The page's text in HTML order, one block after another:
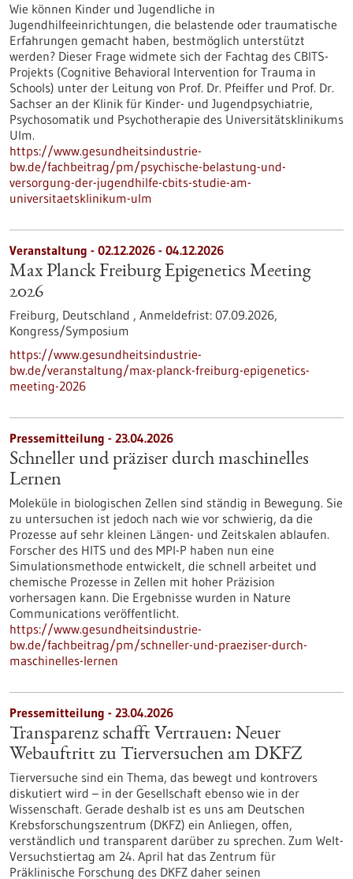
Wie können Kinder und Jugendliche in
Jugendhilfeeinrichtungen, die belastende oder traumatische
Erfahrungen gemacht haben, bestmöglich unterstützt
werden? Dieser Frage widmete sich der Fachtag des CBITS-​
Projekts (Cognitive Behavioral Intervention for Trauma in
Schools) unter der Leitung von Prof. Dr. Pfeiffer und Prof. Dr.
Sachser an der Klinik für Kinder-​ und Jugendpsychiatrie,
Psychosomatik und Psychotherapie des Universitätsklinikums
Ulm.
https://www.gesundheitsindustrie-
bw.de/fachbeitrag/pm/psychische-belastung-und-
versorgung-der-jugendhilfe-cbits-studie-am-
universitaetsklinikum-ulm
Veranstaltung - 02.12.2026 - 04.12.2026
Max Planck Freiburg Epigenetics Meeting
2026
Freiburg, Deutschland , Anmeldefrist: 07.09.2026,
Kongress/Symposium
https://www.gesundheitsindustrie-
bw.de/veranstaltung/max-planck-freiburg-epigenetics-
meeting-2026
Pressemitteilung - 23.04.2026
Schneller und präziser durch maschinelles
Lernen
Moleküle in biologischen Zellen sind ständig in Bewegung. Sie
zu untersuchen ist jedoch nach wie vor schwierig, da die
Prozesse auf sehr kleinen Längen- und Zeitskalen ablaufen.
Forscher des HITS und des MPI-P haben nun eine
Simulationsmethode entwickelt, die schnell arbeitet und
chemische Prozesse in Zellen mit hoher Präzision
vorhersagen kann. Die Ergebnisse wurden in Nature
Communications veröffentlicht.
https://www.gesundheitsindustrie-
bw.de/fachbeitrag/pm/schneller-und-praeziser-durch-
maschinelles-lernen
Pressemitteilung - 23.04.2026
Transparenz schafft Vertrauen: Neuer
Webauftritt zu Tierversuchen am DKFZ
Tierversuche sind ein Thema, das bewegt und kontrovers
diskutiert wird – in der Gesellschaft ebenso wie in der
Wissenschaft. Gerade deshalb ist es uns am Deutschen
Krebsforschungszentrum (DKFZ) ein Anliegen, offen,
verständlich und transparent darüber zu sprechen. Zum Welt-
Versuchstiertag am 24. April hat das Zentrum für
Präklinische Forschung des DKFZ daher seinen